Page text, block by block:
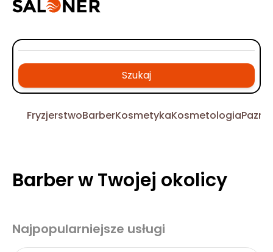
Szukaj
FryzjerstwoBarberKosmetykaKosmetologia
Barber w Twojej okolicy
Najpopularniejsze usługi